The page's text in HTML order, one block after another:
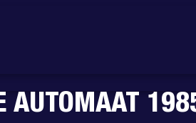
AUTOMAAT